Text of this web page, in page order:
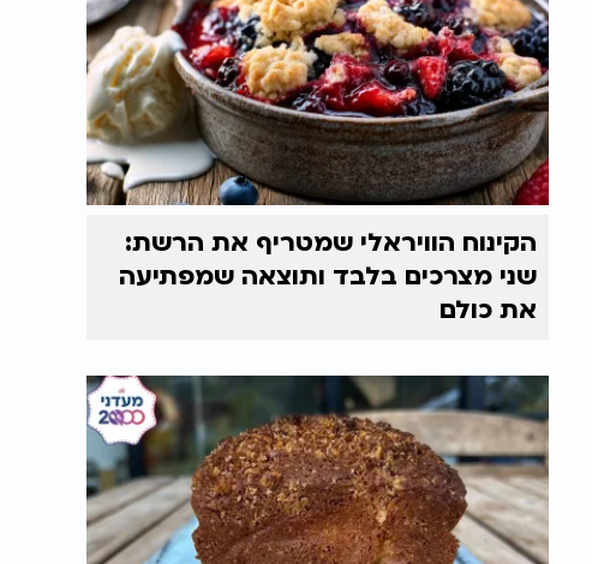
הקינוח הוויראלי שמטריף את הרשת:
שני מצרכים בלבד ותוצאה שמפתיעה
את כולם